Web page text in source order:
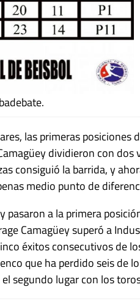
las primeras posiciones
dividieron con dos
consiguió la barrida, y
medio punto de
a la primera
Camagüey superó a
éxitos consecutivos de
que ha perdido seis de
segundo lugar con los